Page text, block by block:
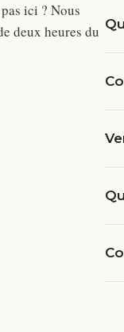
ici ? Nous
deux heures du